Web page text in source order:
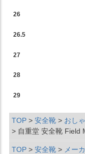
26
26.5
27
28
29
TOP 安全靴 おし
自重堂 安全靴 Field
TOP 安全靴
メー